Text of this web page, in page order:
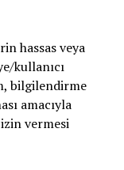
hassas veya
kullanıcı
bilgilendirme
amacıyla
vermesi